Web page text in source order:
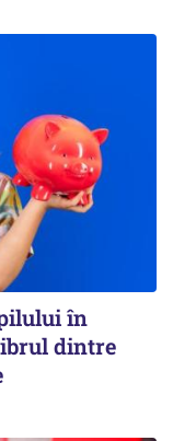
în
dintre